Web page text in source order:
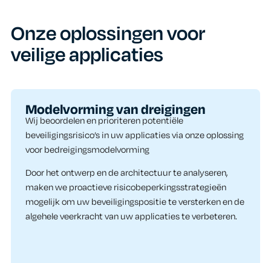
Onze oplossingen voor
veilige applicaties
Modelvorming van dreigingen​
Wij beoordelen en prioriteren potentiële
beveiligingsrisico’s in uw applicaties via onze oplossing
voor bedreigingsmodelvorming
Door het ontwerp en de architectuur te analyseren,
maken we proactieve risicobeperkingsstrategieën
mogelijk om uw beveiligingspositie te versterken en de
algehele veerkracht van uw applicaties te verbeteren.